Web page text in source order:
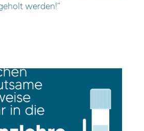
werden!“